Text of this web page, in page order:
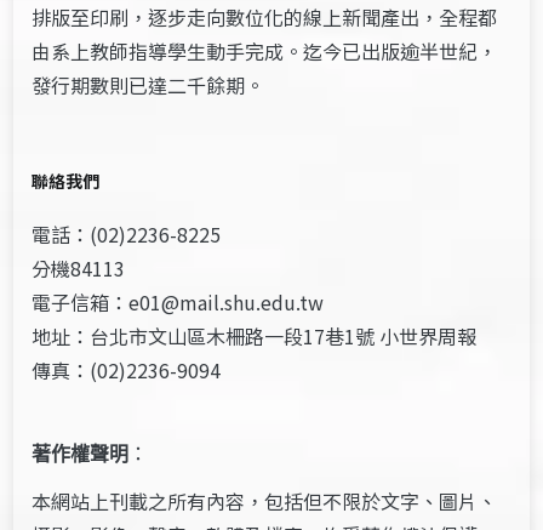
排版至印刷，逐步走向數位化的線上新聞產出，全程都
由系上教師指導學生動手完成。迄今已出版逾半世紀，
發行期數則已達二千餘期。
聯絡我們
電話：(02)2236-8225
分機84113
電子信箱：e01@mail.shu.edu.tw
地址：台北市文山區木柵路一段17巷1號 小世界周報
傳真：(02)2236-9094
著作權聲明 ：
本網站上刊載之所有內容，包括但不限於文字、圖片、